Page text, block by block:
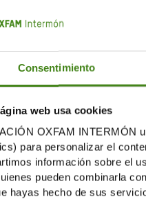
Consentimiento
web usa cookies
OXFAM INTERMÓN
para personalizar el
información sobre el
pueden combinarla
hayas hecho de sus
amb el seu incansable
vides. El
de recursos a
defensores del medi
Ajuda al